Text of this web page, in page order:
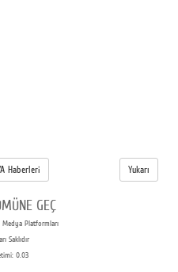
Haberleri Yukarı
GEÇ
Platformları
Saklıdır
0.03